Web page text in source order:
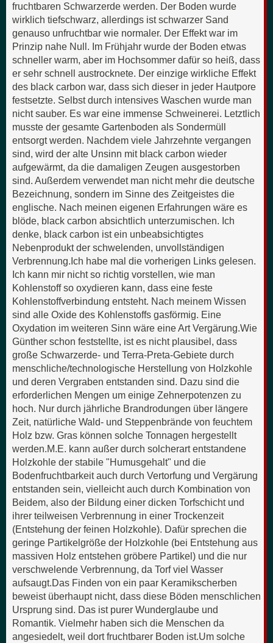
fruchtbaren Schwarzerde werden. Der Boden wurde
wirklich tiefschwarz, allerdings ist schwarzer Sand
genauso unfruchtbar wie normaler. Der Effekt war im
Prinzip nahe Null. Im Frühjahr wurde der Boden etwas
schneller warm, aber im Hochsommer dafür so heiß, dass
er sehr schnell austrocknete. Der einzige wirkliche Effekt
des black carbon war, dass sich dieser in jeder Hautpore
festsetzte. Selbst durch intensives Waschen wurde man
nicht sauber. Es war eine immense Schweinerei. Letztlich
musste der gesamte Gartenboden als Sondermüll
entsorgt werden. Nachdem viele Jahrzehnte vergangen
sind, wird der alte Unsinn mit black carbon wieder
aufgewärmt, da die damaligen Zeugen ausgestorben
sind. Außerdem verwendet man nicht mehr die deutsche
Bezeichnung, sondern im Sinne des Zeitgeistes die
englische. Nach meinen eigenen Erfahrungen wäre es
blöde, black carbon absichtlich unterzumischen. Ich
denke, black carbon ist ein unbeabsichtigtes
Nebenprodukt der schwelenden, unvollständigen
Verbrennung.Ich habe mal die vorherigen Links gelesen.
Ich kann mir nicht so richtig vorstellen, wie man
Kohlenstoff so oxydieren kann, dass eine feste
Kohlenstoffverbindung entsteht. Nach meinem Wissen
sind alle Oxide des Kohlenstoffs gasförmig. Eine
Oxydation im weiteren Sinn wäre eine Art Vergärung.Wie
Günther schon feststellte, ist es nicht plausibel, dass
große Schwarzerde- und Terra-Preta-Gebiete durch
menschliche/technologische Herstellung von Holzkohle
und deren Vergraben entstanden sind. Dazu sind die
erforderlichen Mengen um einige Zehnerpotenzen zu
hoch. Nur durch jährliche Brandrodungen über längere
Zeit, natürliche Wald- und Steppenbrände von feuchtem
Holz bzw. Gras können solche Tonnagen hergestellt
werden.M.E. kann außer durch solcherart entstandene
Holzkohle der stabile "Humusgehalt" und die
Bodenfruchtbarkeit auch durch Vertorfung und Vergärung
entstanden sein, vielleicht auch durch Kombination von
Beidem, also der Bildung einer dicken Torfschicht und
ihrer teilweisen Verbrennung in einer Trockenzeit
(Entstehung der feinen Holzkohle). Dafür sprechen die
geringe Partikelgröße der Holzkohle (bei Entstehung aus
massiven Holz entstehen gröbere Partikel) und die nur
verschwelende Verbrennung, da Torf viel Wasser
aufsaugt.Das Finden von ein paar Keramikscherben
beweist überhaupt nicht, dass diese Böden menschlichen
Ursprung sind. Das ist purer Wunderglaube und
Romantik. Vielmehr haben sich die Menschen da
angesiedelt, weil dort fruchtbarer Boden ist.Um solche